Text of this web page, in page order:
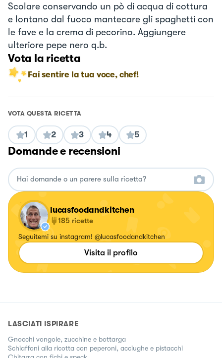
Scolare conservando un pò di acqua di cottura
e lontano dal fuoco mantecare gli spaghetti con
le fave e la crema di pecorino. Aggiungere
ulteriore pepe nero q.b.
Vota la ricetta
Fai sentire la tua voce, chef!
VOTA QUESTA RICETTA
1 2 3 4 5
Domande e recensioni
lucasfoodandkitchen
185 ricette
Seguitemi su instagram! @lucasfoodandkitchen
Visita il profilo
LASCIATI ISPIRARE
Gnocchi vongole, zucchine e bottarga
Schiaffoni alla ricotta con peperoni, acciughe e pistacchi